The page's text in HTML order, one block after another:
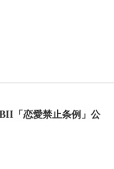
「恋愛禁止条例」公